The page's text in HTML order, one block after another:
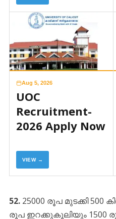
Aug 5, 2026
UOC
Recruitment-
2026 Apply Now
VIEW →
52.25000 രൂപ മുടക്കി 500
രൂപ ഇറക്കുകൂലിയും 1500